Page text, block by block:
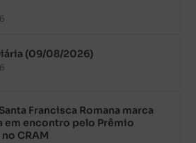
(09/08/2026)
Francisca Romana marca
em encontro pelo Prêmio
CRAM